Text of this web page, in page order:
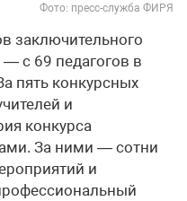
Фото: пресс-служба ФИРЯ
заключительного
с 69 педагогов в
пять конкурсных
и
конкурса
За ними — сотни
и